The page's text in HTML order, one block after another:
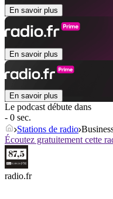
En savoir plus
En savoir plus
En savoir plus
Le podcast débute dans
- 0 sec.
Stations de radio
Écoutez gratuitement cette
radio.fr